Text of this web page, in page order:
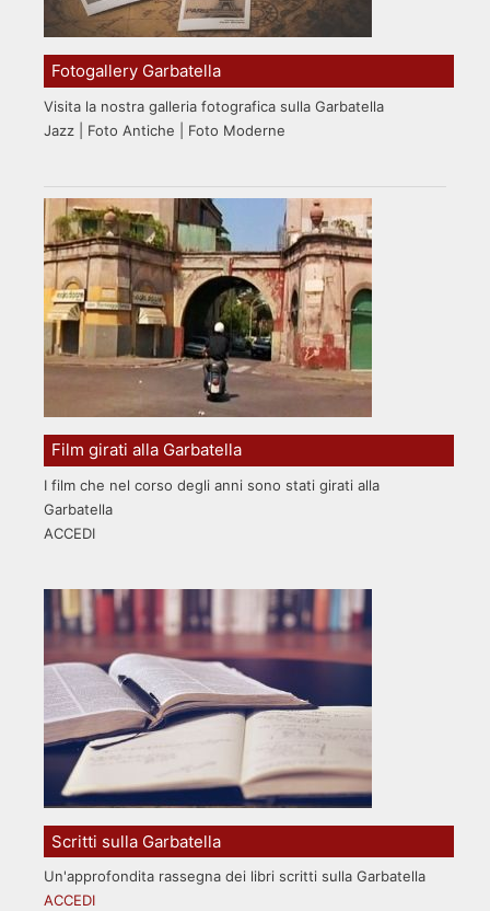
Fotogallery Garbatella
Visita la nostra galleria fotografica sulla Garbatella
Jazz | Foto Antiche | Foto Moderne
Film girati alla Garbatella
I film che nel corso degli anni sono stati girati alla
Garbatella
ACCEDI
Scritti sulla Garbatella
Un'approfondita rassegna dei libri scritti sulla Garbatella
ACCEDI